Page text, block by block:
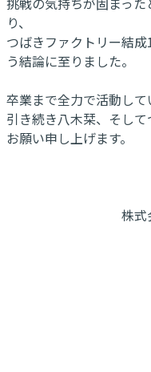
り、
つばきファクトリー結
う結論に至りました。
卒業まで全力で活動して
引き続き八木栞、そし
お願い申し上げます。
株式